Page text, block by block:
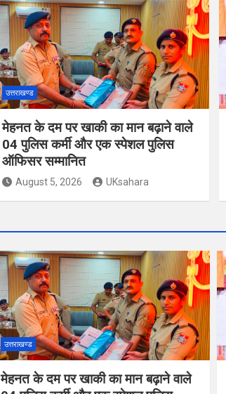
उत्तराखण्ड
मेहनत के दम पर खाकी का मान बढ़ाने वाले
04 पुलिस कर्मी और एक स्पेशल पुलिस
ऑफिसर सम्मानित
August 5, 2026 UKsahara
उत्तराखण्ड
मेहनत के दम पर खाकी का मान बढ़ाने वाले